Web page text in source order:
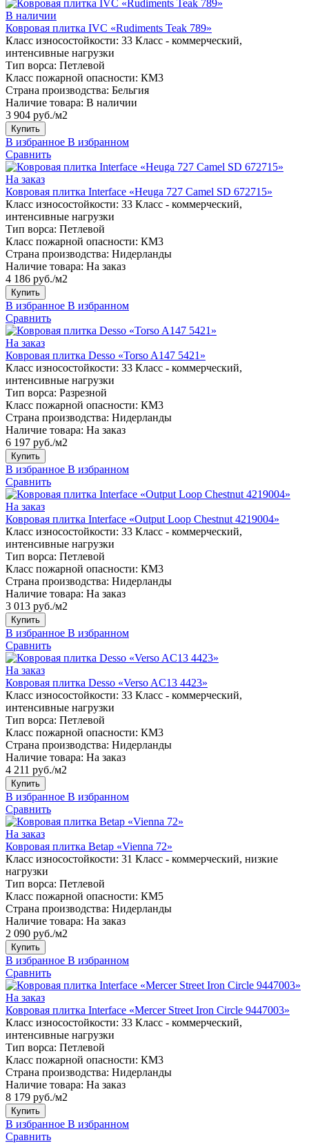
В наличии
Ковровая плитка IVC «Rudiments Teak 789»
Класс износостойкости: 33 Класс - коммерческий,
интенсивные нагрузки
Тип ворса: Петлевой
Класс пожарной опасности: КМ3
Страна производства: Бельгия
Наличие товара: В наличии
3 904 руб./м2
Купить
В избранное В избранном
Сравнить
На заказ
Ковровая плитка Interface «Heuga 727 Camel SD 672715»
Класс износостойкости: 33 Класс - коммерческий,
интенсивные нагрузки
Тип ворса: Петлевой
Класс пожарной опасности: КМ3
Страна производства: Нидерланды
Наличие товара: На заказ
4 186 руб./м2
Купить
В избранное В избранном
Сравнить
На заказ
Ковровая плитка Desso «Torso A147 5421»
Класс износостойкости: 33 Класс - коммерческий,
интенсивные нагрузки
Тип ворса: Разрезной
Класс пожарной опасности: КМ3
Страна производства: Нидерланды
Наличие товара: На заказ
6 197 руб./м2
Купить
В избранное В избранном
Сравнить
На заказ
Ковровая плитка Interface «Output Loop Chestnut 4219004»
Класс износостойкости: 33 Класс - коммерческий,
интенсивные нагрузки
Тип ворса: Петлевой
Класс пожарной опасности: КМ3
Страна производства: Нидерланды
Наличие товара: На заказ
3 013 руб./м2
Купить
В избранное В избранном
Сравнить
На заказ
Ковровая плитка Desso «Verso AC13 4423»
Класс износостойкости: 33 Класс - коммерческий,
интенсивные нагрузки
Тип ворса: Петлевой
Класс пожарной опасности: КМ3
Страна производства: Нидерланды
Наличие товара: На заказ
4 211 руб./м2
Купить
В избранное В избранном
Сравнить
На заказ
Ковровая плитка Betap «Vienna 72»
Класс износостойкости: 31 Класс - коммерческий, низкие
нагрузки
Тип ворса: Петлевой
Класс пожарной опасности: КМ5
Страна производства: Нидерланды
Наличие товара: На заказ
2 090 руб./м2
Купить
В избранное В избранном
Сравнить
На заказ
Ковровая плитка Interface «Mercer Street Iron Circle 9447003»
Класс износостойкости: 33 Класс - коммерческий,
интенсивные нагрузки
Тип ворса: Петлевой
Класс пожарной опасности: КМ3
Страна производства: Нидерланды
Наличие товара: На заказ
8 179 руб./м2
Купить
В избранное В избранном
Сравнить